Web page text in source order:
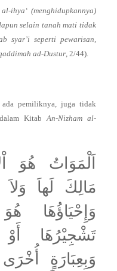
ihya‘ (menghidupkannya)
selain tanah mati tidak
syar’i seperti pewarisan,
ad-Dustur, 2/44).
pemiliknya, juga tidak
dalam KitabAn-Nizham al-
اَلْمَوَاتُ هُوَ
مَالِكَ لَهاَ وَلاَ
وَإِحْيَاؤُهَا
تَشْجِيْرُهَا أَوْ
وَبِعِبَارَةٍ